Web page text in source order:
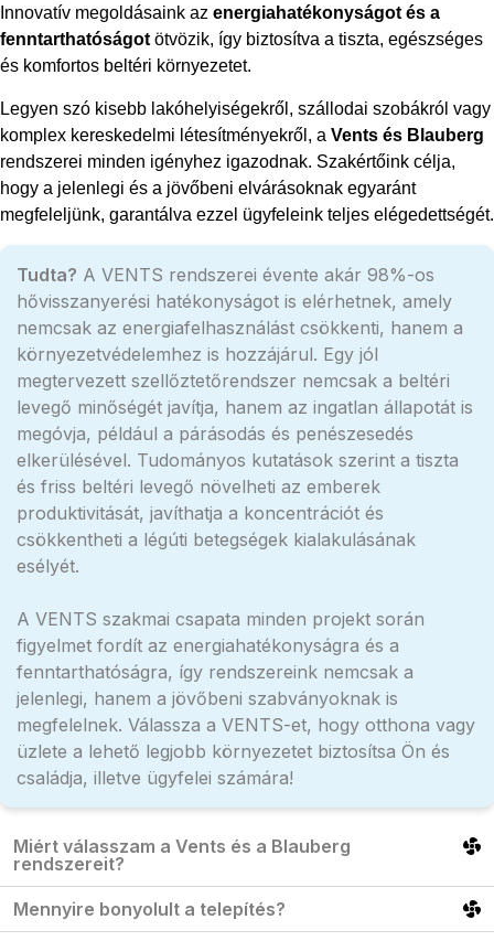
Innovatív megoldásaink az energiahatékonyságot és a
fenntarthatóságot ötvözik, így biztosítva a tiszta, egészséges
és komfortos beltéri környezetet.
Legyen szó kisebb lakóhelyiségekről, szállodai szobákról vagy
komplex kereskedelmi létesítményekről, a Vents és Blauberg
rendszerei minden igényhez igazodnak. Szakértőink célja,
hogy a jelenlegi és a jövőbeni elvárásoknak egyaránt
megfeleljünk, garantálva ezzel ügyfeleink teljes elégedettségét.
Tudta? A VENTS rendszerei évente akár 98%-os
hővisszanyerési hatékonyságot is elérhetnek, amely
nemcsak az energiafelhasználást csökkenti, hanem a
környezetvédelemhez is hozzájárul. Egy jól
megtervezett szellőztetőrendszer nemcsak a beltéri
levegő minőségét javítja, hanem az ingatlan állapotát is
megóvja, például a párásodás és penészesedés
elkerülésével. Tudományos kutatások szerint a tiszta
és friss beltéri levegő növelheti az emberek
produktivitását, javíthatja a koncentrációt és
csökkentheti a légúti betegségek kialakulásának
esélyét.
A VENTS szakmai csapata minden projekt során
figyelmet fordít az energiahatékonyságra és a
fenntarthatóságra, így rendszereink nemcsak a
jelenlegi, hanem a jövőbeni szabványoknak is
megfelelnek. Válassza a VENTS-et, hogy otthona vagy
üzlete a lehető legjobb környezetet biztosítsa Ön és
családja, illetve ügyfelei számára!
Miért válasszam a Vents és a Blauberg
rendszereit?
Mennyire bonyolult a telepítés?